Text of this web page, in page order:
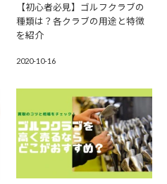
【初心者必見】ゴルフクラブの
種類は？各クラブの用途と特徴
を紹介
2020-10-16